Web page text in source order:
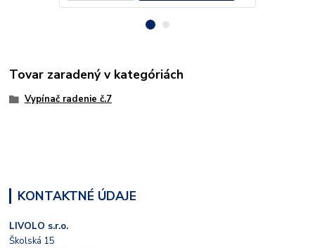
Tovar zaradený v kategóriách
Vypínač radenie č.7
KONTAKTNÉ ÚDAJE
LIVOLO s.r.o.
Školská 15